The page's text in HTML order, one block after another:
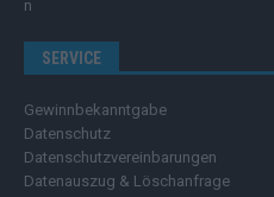
SERVICE
Gewinnbekanntgabe
Datenschutz
Datenschutzvereinbarungen
Datenauszug & Löschanfrage